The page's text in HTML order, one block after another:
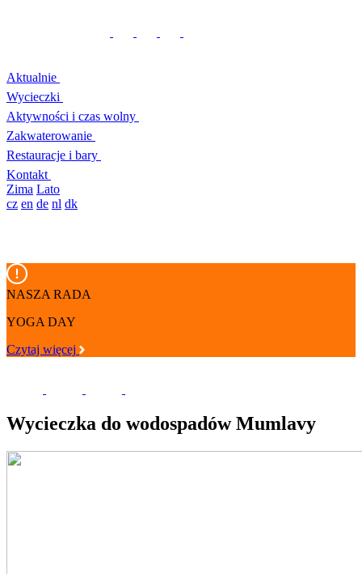
Aktualnie
Wycieczki
Aktywności i czas wolny
Zakwaterowanie
Restauracje i bary
Kontakt
Zima Lato
cz en de nl dk
NASZA RADA
YOGA DAY
Czytaj więcej
Wycieczka do wodospadów Mumlavy